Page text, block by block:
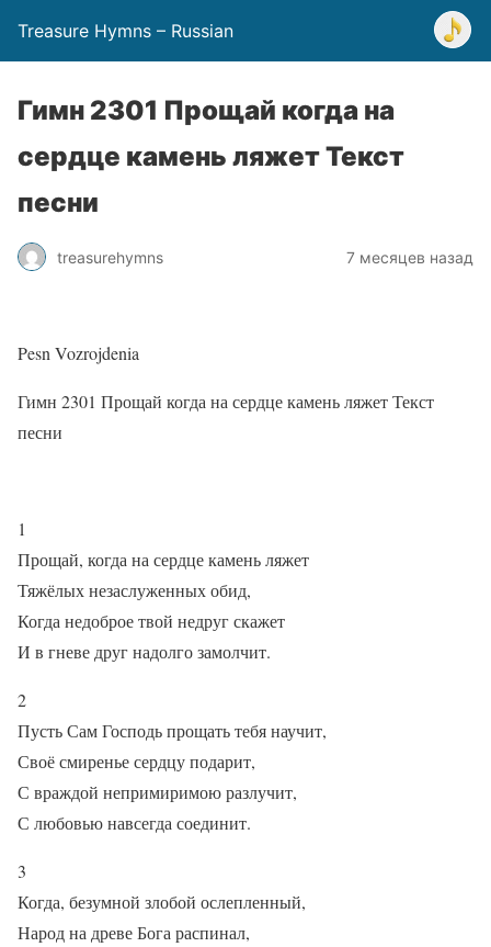
Treasure Hymns – Russian
Гимн 2301 Прощай когда на
сердце камень ляжет Текст
песни
treasurehymns 7 месяцев назад
Pesn Vozrojdenia
Гимн 2301 Прощай когда на сердце камень ляжет Текст
песни
1
Прощай, когда на сердце камень ляжет
Тяжёлых незаслуженных обид,
Когда недоброе твой недруг скажет
И в гневе друг надолго замолчит.
2
Пусть Сам Господь прощать тебя научит,
Своё смиренье сердцу подарит,
С враждой непримиримою разлучит,
С любовью навсегда соединит.
3
Когда, безумной злобой ослепленный,
Народ на древе Бога распинал,